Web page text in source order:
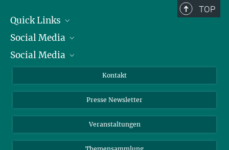
TOP
Quick Links
Präsident
Zahlen und Fakten
Meldestelle Fehlverhalten
Social Media
Bluesky
Social Media
YouTube
Kontakt
Presse Newsletter
Veranstaltungen